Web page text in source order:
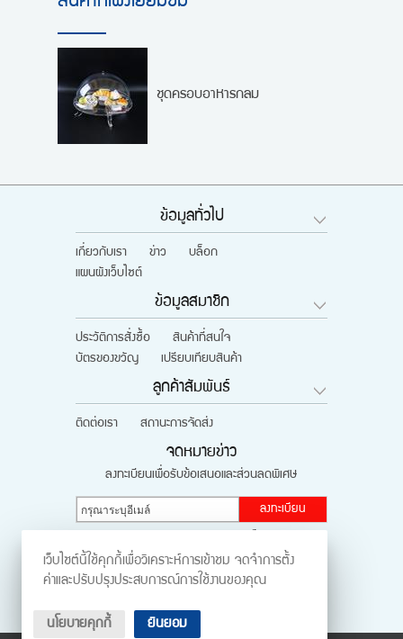
ชุดครอบอาหารกลม
ข้อมูลทั่วไป
เกี่ยวกับเรา ข่าว
บล็อก
แผนผังเว็บไซต์
ข้อมูลสมาชิก
ประวัติการสั่งซื้อ
สินค้าที่สนใจ
บัตรของขวัญ
เปรียบเทียบสินค้า
ลูกค้าสัมพันธ์
ติดต่อเรา สถานะการจัดส่ง
จดหมายข่าว
ลงทะเบียนเพื่อรับข้อเสนอและส่วนลดพิเศษ
ลงทะเบียน
เว็บไซต์นี้ใช้คุกกี้เพื่อวิเคราะห์การเข้าชม จดจำการตั้ง
ค่าและปรับปรุงประสบการณ์การใช้งานของคุณ
นโยบายคุกกี้ ยินยอม